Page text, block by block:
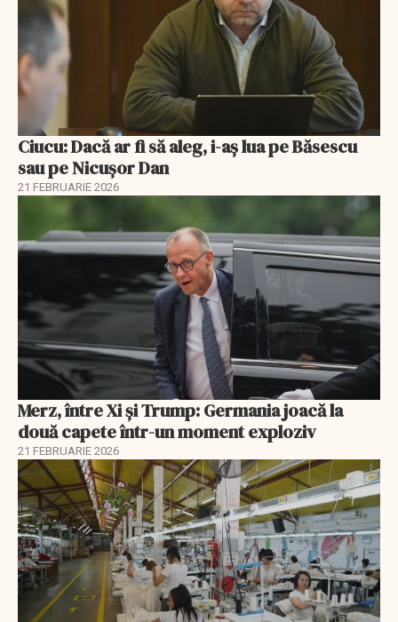
Ciucu: Dacă ar fi să aleg, i-aș lua pe Băsescu
sau pe Nicușor Dan
21 FEBRUARIE 2026
Merz, între Xi și Trump: Germania joacă la
două capete într-un moment exploziv
21 FEBRUARIE 2026